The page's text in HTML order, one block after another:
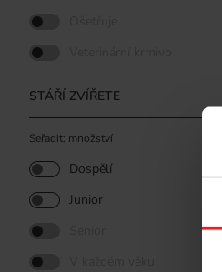
STÁŘÍ ZVÍŘETE
Seřadit: množství
Dospělí
Junior